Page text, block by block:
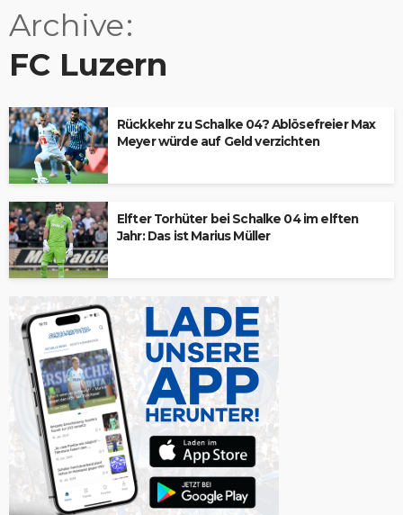
Archive
FC Luzern
Rückkehr zu Schalke 04? Ablösefreier Max
Meyer würde auf Geld verzichten
Elfter Torhüter bei Schalke 04 im elften
Jahr: Das ist Marius Müller